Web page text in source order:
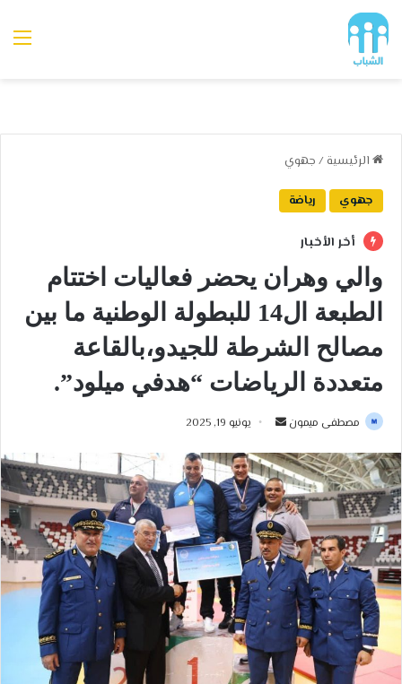
الرئيسية / جهوي
جهوي رياضة
أخر الأخبار
والي وهران يحضر فعاليات اختتام
الطبعة ال14 للبطولة الوطنية ما بين
مصالح الشرطة للجيدو،بالقاعة
متعددة الرياضات “هدفي ميلود”.
مصطفى ميمون
أرسل
إلكترونيا
يونيو 19, 2025